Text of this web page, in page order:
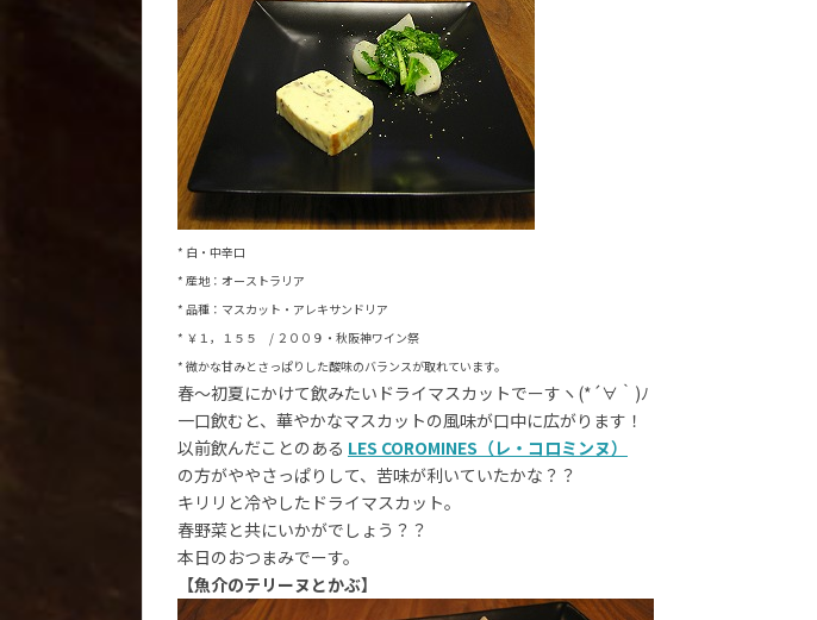
* 白・中辛口
* 産地：オーストラリア
* 品種：マスカット・アレキサンドリア
* ￥１，１５５ / ２００９・秋阪神ワイン祭
* 微かな甘みとさっぱりした酸味のバランスが取れています。
春～初夏にかけて飲みたいドライマスカットでーすヽ(*´∀｀)ﾉ
一口飲むと、華やかなマスカットの風味が口中に広がります！
以前飲んだことのある LES COROMINES（レ・コロミンヌ）
の方がややさっぱりして、苦味が利いていたかな？？
キリリと冷やしたドライマスカット。
春野菜と共にいかがでしょう？？
本日のおつまみでーす。
【魚介のテリーヌとかぶ】